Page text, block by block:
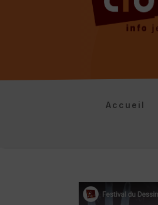
Accueil